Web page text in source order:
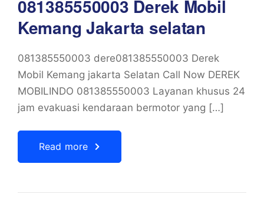
081385550003 Derek Mobil
Kemang Jakarta selatan
081385550003 dere081385550003 Derek
Mobil Kemang jakarta Selatan Call Now DEREK
MOBILINDO 081385550003 Layanan khusus 24
jam evakuasi kendaraan bermotor yang […]
Read more